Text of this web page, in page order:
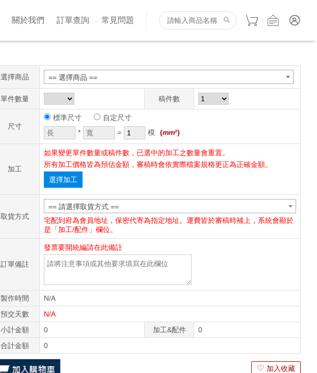
關於我們 訂單查詢 常見問題
選擇商品 == 選擇商品 ==
單件數量 稿件數
尺寸
標準尺寸
自定尺寸
*
= 模 (mm²)
加工
如果變更單件數量或稿件數，已選中的加工之數量會重置。
所有加工價格皆為預估金額，審稿時會依實際檔案規格更正為正確金額。
選擇加工
取貨方式
== 請選擇取貨方式 ==
宅配到府為會員地址，保密代寄為指定地址。運費皆於審稿時補上，系統會顯於
是「加工/配件」欄位。
訂單備註
發票要開統編請在此備註
製作時間
N/A
預交天數
N/A
小計金額
0 加工&配件
0
合計金額
0
♡ 加入收藏